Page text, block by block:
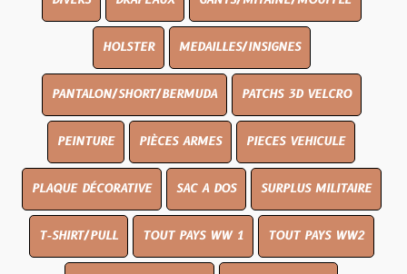
HOLSTER MEDAILLES/INSIGNES
PANTALON/SHORT/BERMUDA PATCHS 3D VELCRO
PEINTURE PIÈCES ARMES PIECES VEHICULE
PLAQUE DÉCORATIVE SAC A DOS SURPLUS MILITAIRE
T-SHIRT/PULL TOUT PAYS WW 1 TOUT PAYS WW2